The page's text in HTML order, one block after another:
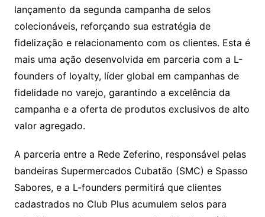
lançamento da segunda campanha de selos
colecionáveis, reforçando sua estratégia de
fidelização e relacionamento com os clientes. Esta é
mais uma ação desenvolvida em parceria com a L-
founders of loyalty, líder global em campanhas de
fidelidade no varejo, garantindo a excelência da
campanha e a oferta de produtos exclusivos de alto
valor agregado.
A parceria entre a Rede Zeferino, responsável pelas
bandeiras Supermercados Cubatão (SMC) e Spasso
Sabores, e a L-founders permitirá que clientes
cadastrados no Club Plus acumulem selos para